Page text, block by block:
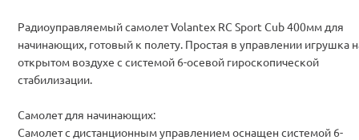
Радиоуправляемый самолет Volantex RC Sport Cub 400мм для
начинающих, готовый к полету. Простая в управлении игрушка
открытом воздухе с системой 6-осевой гироскопической
стабилизации.
Самолет для начинающих:
Самолет с дистанционным управлением оснащен системой 6-